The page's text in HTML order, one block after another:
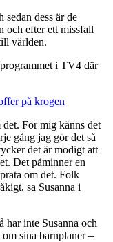
dess är de
och efter ett missfall
världen.
i TV4 där
på krogen
För mig känns det
gång jag gör det så
det är modigt att
Det påminner en
om det. Folk
sa Susanna i
har inte Susanna och
sina barnplaner –